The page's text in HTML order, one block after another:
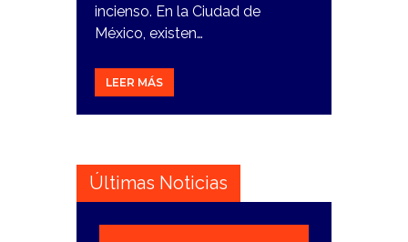
incienso. En la Ciudad de
México, existen…
LEER MÁS
Últimas Noticias